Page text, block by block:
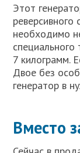
Этот
реверсивного
необходимо
специального
7 килограмм.
Двое без
генератор в
Вместо